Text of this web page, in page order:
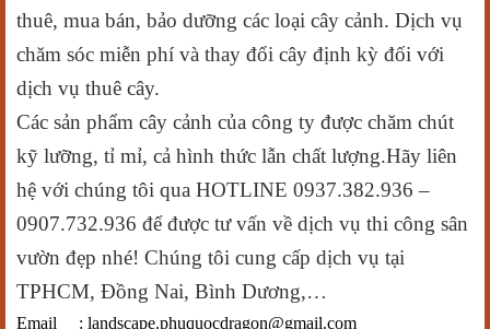
thuê, mua bán, bảo dưỡng các loại cây cảnh. Dịch vụ
chăm sóc miễn phí và thay đổi cây định kỳ đối với
dịch vụ thuê cây.
Các sản phẩm cây cảnh của công ty được chăm chút
kỹ lưỡng, tỉ mỉ, cả hình thức lẫn chất lượng.Hãy liên
hệ với chúng tôi qua HOTLINE 0937.382.936 –
0907.732.936 để được tư vấn về dịch vụ thi công sân
vườn đẹp nhé! Chúng tôi cung cấp dịch vụ tại
TPHCM, Đồng Nai, Bình Dương,…
Email : landscape.phuquocdragon@gmail.com